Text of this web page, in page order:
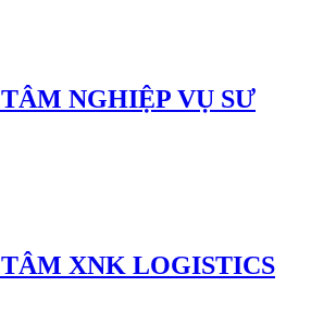
NGHIỆP VỤ SƯ
XNK LOGISTICS